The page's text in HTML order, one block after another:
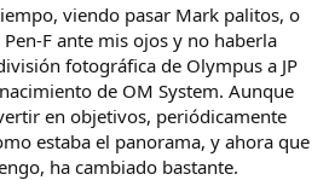
viendo pasar Mark palitos, o
F ante mis ojos y no haberla
fotográfica de Olympus a JP
de OM System. Aunque
en objetivos, periódicamente
estaba el panorama, y ahora que
ha cambiado bastante.